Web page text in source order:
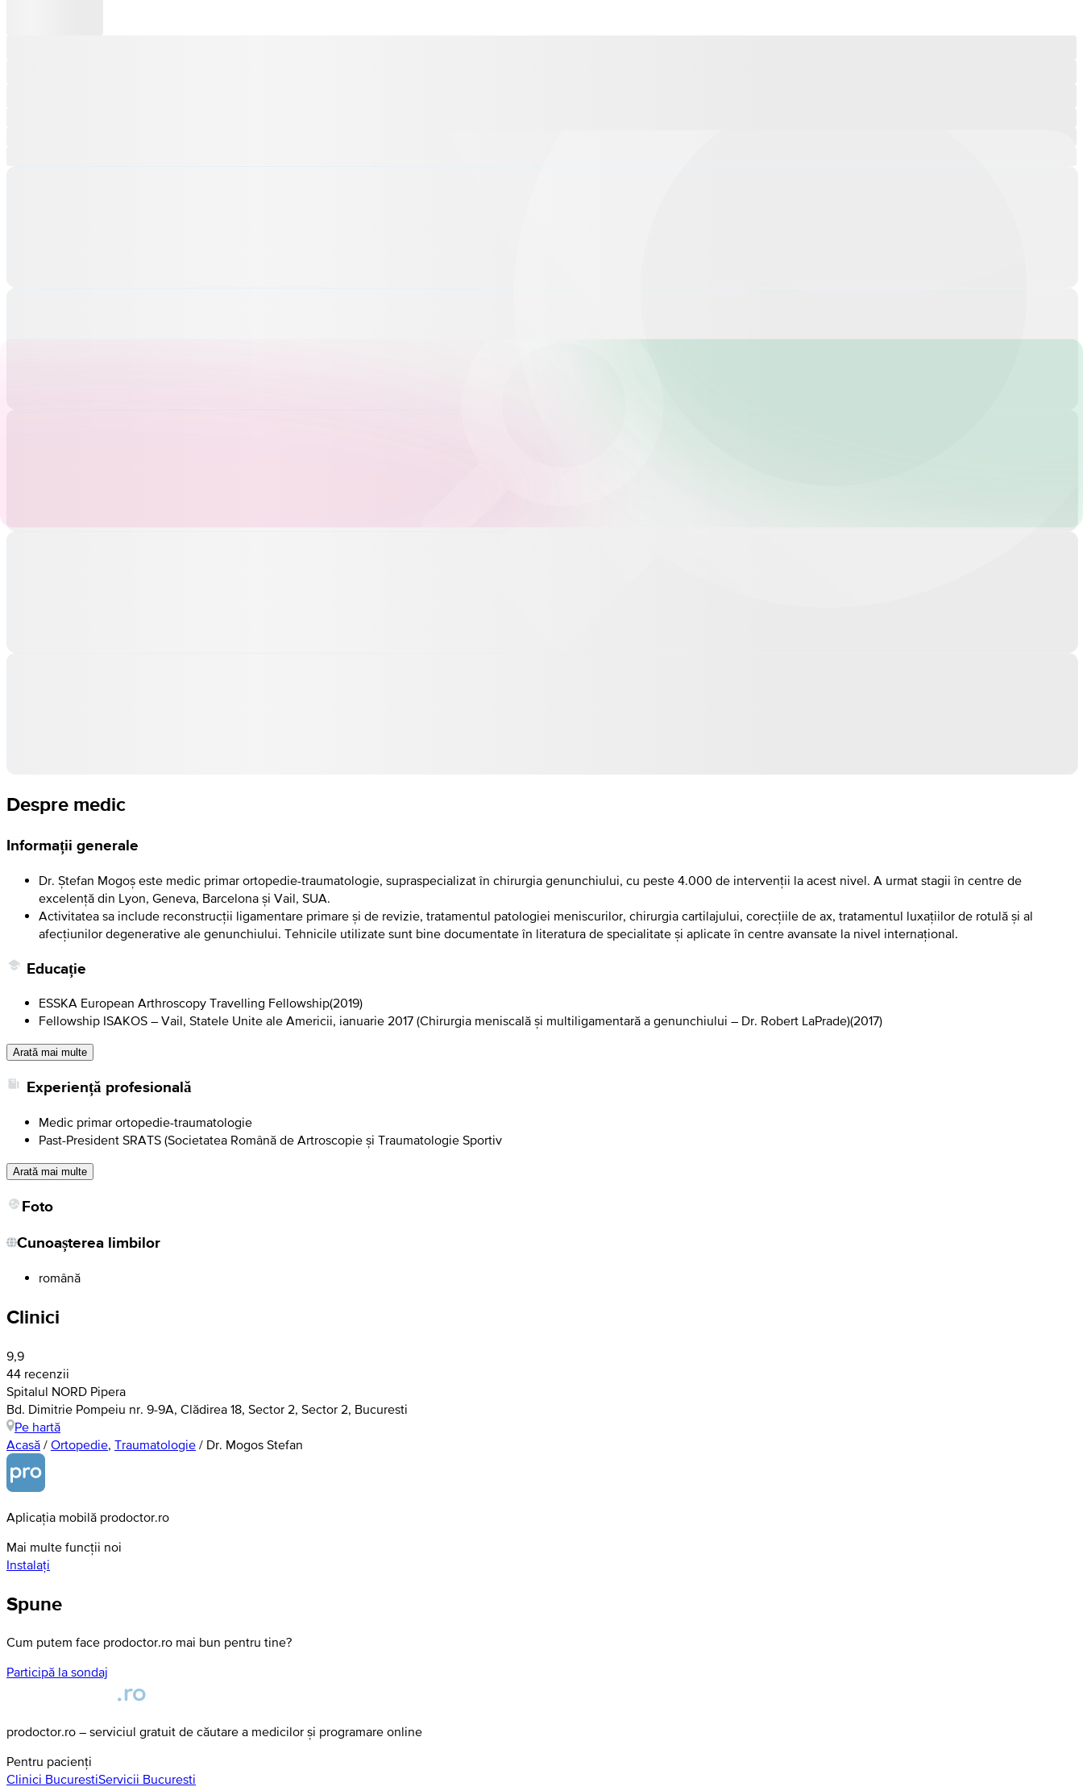
Despre medic
Informații generale
Dr. Ștefan Mogoș este medic primar ortopedie-traumatologie, supraspecializat în chirurgia genunchiului, cu peste 4.000 de intervenții la acest nivel. A urmat stagii în centre de
excelență din Lyon, Geneva, Barcelona și Vail, SUA.
Activitatea sa include reconstrucții ligamentare primare și de revizie, tratamentul patologiei meniscurilor, chirurgia cartilajului, corecțiile de ax, tratamentul luxațiilor de rotulă și al
afecțiunilor degenerative ale genunchiului. Tehnicile utilizate sunt bine documentate în literatura de specialitate și aplicate în centre avansate la nivel internațional.
Educație
ESSKA European Arthroscopy Travelling Fellowship(2019)
Fellowship ISAKOS – Vail, Statele Unite ale Americii, ianuarie 2017 (Chirurgia meniscală și multiligamentară a genunchiului – Dr. Robert LaPrade)(2017)
Arată mai multe
Experiență profesională
Medic primar ortopedie-traumatologie
Past-President SRATS (Societatea Română de Artroscopie și Traumatologie Sportiv
Arată mai multe
Foto
Cunoașterea limbilor
română
Clinici
9,9
44 recenzii
Spitalul NORD Pipera
Bd. Dimitrie Pompeiu nr. 9-9A, Clădirea 18, Sector 2, Sector 2, Bucuresti
Pe hartă
Acasă / Ortopedie, Traumatologie / Dr. Mogos Stefan
Aplicația mobilă prodoctor.ro
Mai multe funcții noi
Instalați
Spune
Cum putem face prodoctor.ro mai bun pentru tine?
Participă la sondaj
prodoctor.ro – serviciul gratuit de căutare a medicilor și programare online
Pentru pacienți
Clinici BucurestiServicii Bucuresti